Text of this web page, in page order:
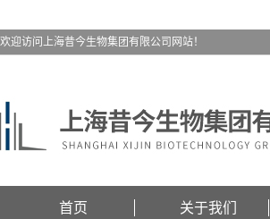
欢迎访问上海昔今生物集团有限公司网站！
首页 关于我们